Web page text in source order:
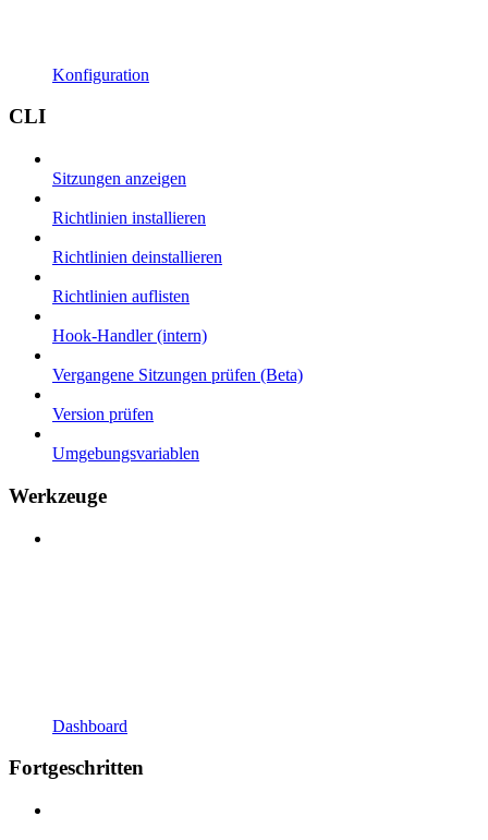
Konfiguration
CLI
Sitzungen anzeigen
Richtlinien installieren
Richtlinien deinstallieren
Richtlinien auflisten
Hook-Handler (intern)
Vergangene Sitzungen prüfen (Beta)
Version prüfen
Umgebungsvariablen
Werkzeuge
Dashboard
Fortgeschritten